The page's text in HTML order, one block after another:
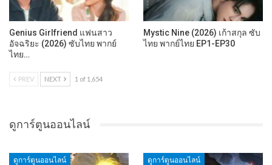
Genius Girlfriend แฟนสาว
อัจฉริยะ (2026) ซับไทย พากย์
ไทย…
Mystic Nine (2026) เก้าสกุล ซับ
ไทย พากย์ไทย EP1-EP30
PREV NEXT 1 of 1,654
ดูการ์ตูนออนไลน์
ดูการ์ตูนออนไลน์ ดูการ์ตูนออนไลน์